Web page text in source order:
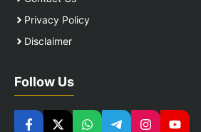
Privacy Policy
Disclaimer
Follow Us